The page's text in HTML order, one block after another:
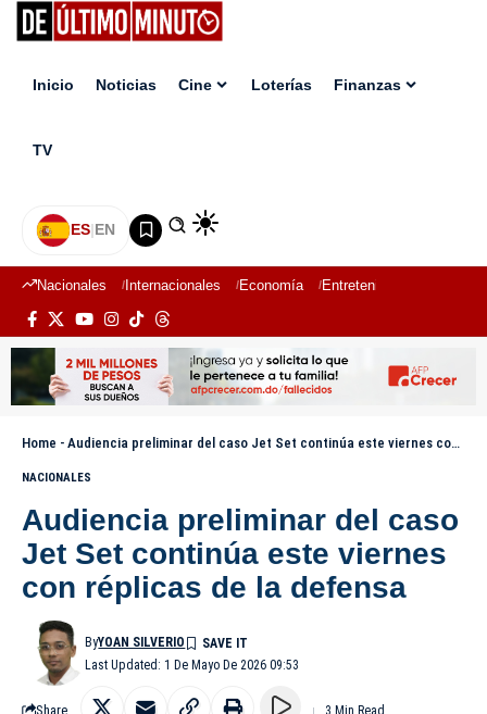
Inicio Noticias Cine Loterías Finanzas
TV
ES|EN
Nacionales Internacionales Economía Entretenimiento
Home - Audiencia preliminar del caso Jet Set continúa este viernes con réplicas de la defensa
NACIONALES
Audiencia preliminar del caso
Jet Set continúa este viernes
con réplicas de la defensa
Last Updated: 1 De Mayo De 2026 09:53
ByYOAN SILVERIO
Share 3 Min Read